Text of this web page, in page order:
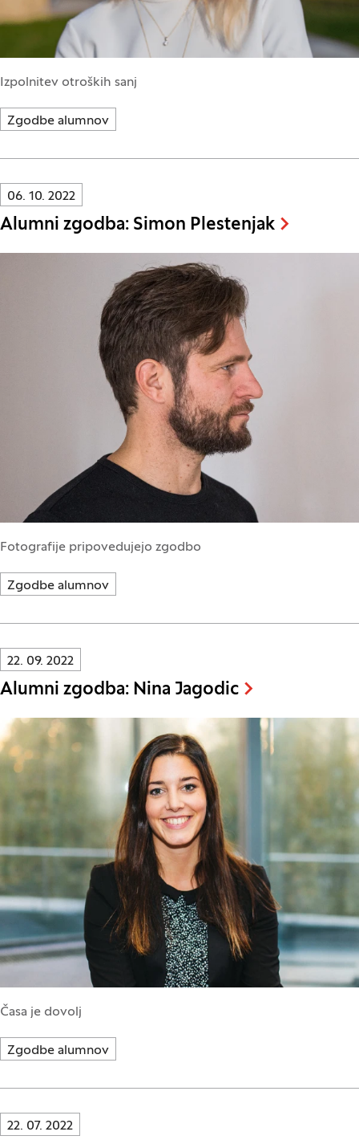
Izpolnitev otroških sanj
Zgodbe alumnov
Innovatif\Page\NewsListPage.DATE_A11Y:
06. 10. 2022
Alumni zgodba: Simon Plestenjak
Fotografije pripovedujejo zgodbo
Zgodbe alumnov
Innovatif\Page\NewsListPage.DATE_A11Y:
22. 09. 2022
Alumni zgodba: Nina Jagodic
Časa je dovolj
Zgodbe alumnov
Innovatif\Page\NewsListPage.DATE_A11Y:
22. 07. 2022